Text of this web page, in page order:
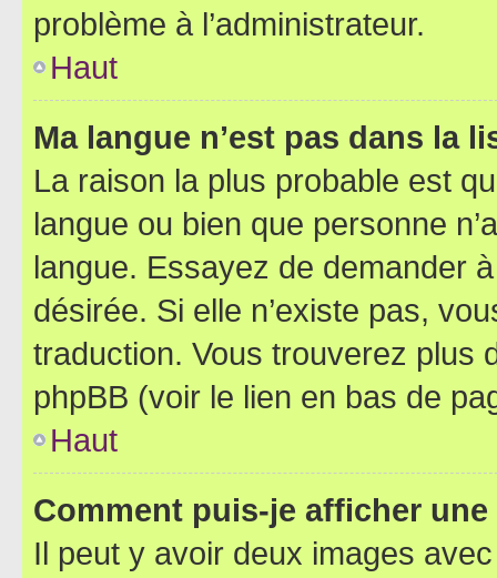
problème à l’administrateur.
Haut
Ma langue n’est pas dans la
La raison la plus probable est
langue ou bien que personne
langue. Essayez de demander
désirée. Si elle n’existe pas,
traduction. Vous trouverez plus
phpBB (voir le lien en bas de
Haut
Comment puis-je afficher
Il peut y avoir deux images